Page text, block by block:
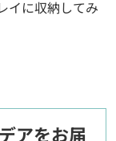
イに収納してみ
アをお届